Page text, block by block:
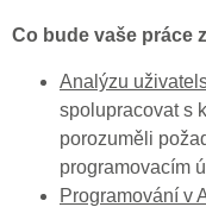
Co bude vaše práce
Analýzu
spolupracovat s
porozuměli
programovacím
Programování v